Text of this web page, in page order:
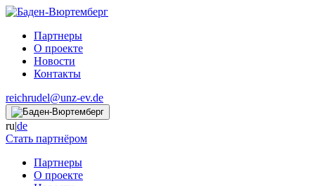
Партнеры
О проекте
Новости
Контакты
reichrudel@unz-ev.de
ru|de
Стать партнёром
Партнеры
О проекте